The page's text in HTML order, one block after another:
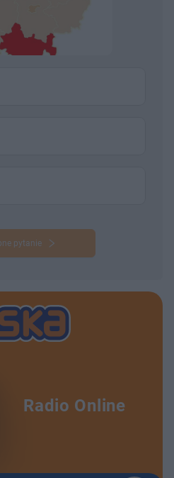
pytanie
Radio Online